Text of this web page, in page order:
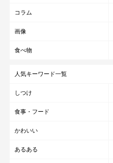
コラム
画像
食べ物
人気キーワード一覧
しつけ
食事・フード
かわいい
あるある